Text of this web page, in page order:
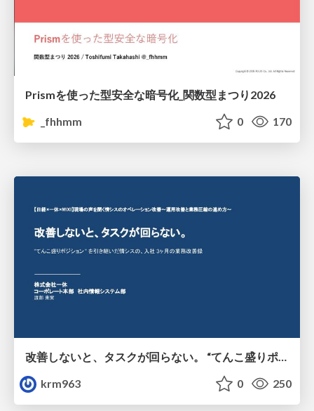
Prismを使った型安全な暗号化_関数型まつり2026
_fhhmm
0 170
krm963
0 250